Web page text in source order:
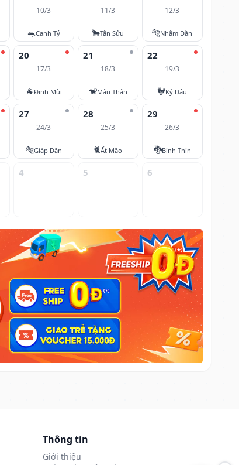
10/3
🐀Canh Tý
11/3
🐂Tân Sửu
12/3
🐅Nhâm Dần
20
17/3
🐐Đinh Mùi
21
18/3
🐒Mậu Thân
22
19/3
🐓Kỷ Dậu
27
24/3
🐅Giáp Dần
28
25/3
🐈Ất Mão
29
26/3
🐉Bính Thìn
4 5 6
Thông tin
Giới thiệu